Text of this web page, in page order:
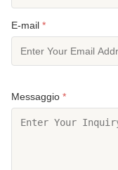
E-mail *
Messaggio *